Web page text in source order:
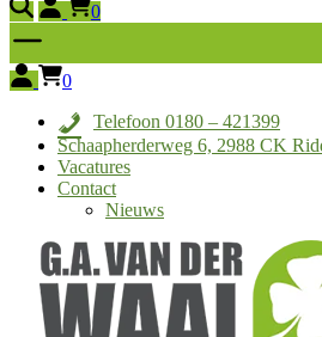
0
0
Telefoon 0180 – 421399
Schaapherderweg 6, 2988 CK
Vacatures
Contact
Nieuws